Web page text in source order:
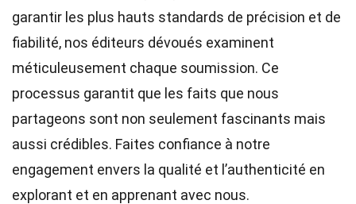
garantir les plus hauts standards de précision et de
fiabilité, nos éditeurs dévoués examinent
méticuleusement chaque soumission. Ce
processus garantit que les faits que nous
partageons sont non seulement fascinants mais
aussi crédibles. Faites confiance à notre
engagement envers la qualité et l’authenticité en
explorant et en apprenant avec nous.